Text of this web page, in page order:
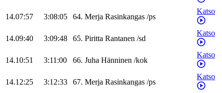
14.07:57 3:08:05 64. Merja Rasinkangas /ps
Katso
14.09:40 3:09:48 65. Piritta Rantanen /sd
Katso
14.10:51 3:11:00 66. Juha Hänninen /kok
Katso
14.12:25 3:12:33 67. Merja Rasinkangas /ps
Katso